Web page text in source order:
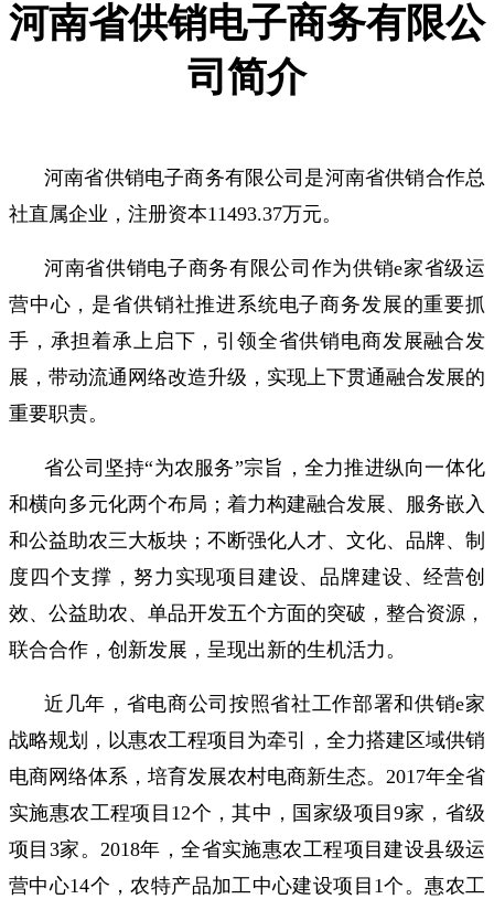
河南省供销电子商务有限公
司简介
河南省供销电子商务有限公司是河南省供销合作总
社直属企业，注册资本11493.37万元。
河南省供销电子商务有限公司作为供销e家省级运
营中心，是省供销社推进系统电子商务发展的重要抓
手，承担着承上启下，引领全省供销电商发展融合发
展，带动流通网络改造升级，实现上下贯通融合发展的
重要职责。
省公司坚持“为农服务”宗旨，全力推进纵向一体化
和横向多元化两个布局；着力构建融合发展、服务嵌入
和公益助农三大板块；不断强化人才、文化、品牌、制
度四个支撑，努力实现项目建设、品牌建设、经营创
效、公益助农、单品开发五个方面的突破，整合资源，
联合合作，创新发展，呈现出新的生机活力。
近几年，省电商公司按照省社工作部署和供销e家
战略规划，以惠农工程项目为牵引，全力搭建区域供销
电商网络体系，培育发展农村电商新生态。2017年全省
实施惠农工程项目12个，其中，国家级项目9家，省级
项目3家。2018年，全省实施惠农工程项目建设县级运
营中心14个，农特产品加工中心建设项目1个。惠农工